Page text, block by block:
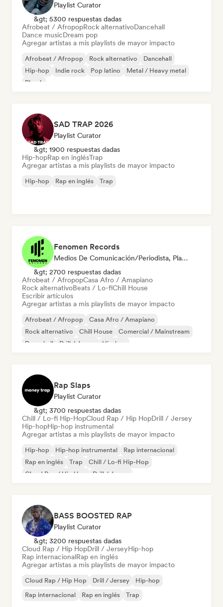
Playlist Curator
&gt; 5300 respuestas dadas
Afrobeat / AfropopRock alternativoDancehall
Dance musicDream pop
Agregar artistas a mis playlists de mayor impacto
Afrobeat / Afropop Rock alternativo
Dancehall
Hip-hop
Indie rock Pop latino
Metal / Heavy metal
Phonk
SAD TRAP 2026
Playlist Curator
&gt; 1900 respuestas dadas
Hip-hopRap en inglésTrap
Agregar artistas a mis playlists de mayor impacto
Hip-hop Rap en inglés Trap
Fenomen Records
Medios De Comunicación/Periodista, Playlist Curator
&gt; 2700 respuestas dadas
Afrobeat / AfropopCasa Afro / Amapiano
Rock alternativoBeats / Lo-fiChill House
Escribir artículos
Agregar artistas a mis playlists de mayor impacto
Afrobeat / Afropop
Casa Afro / Amapiano
Rock alternativo
Chill House
Comercial / Mainstream
Dancehall
Drill / Jersey Hip-hop
Rap Slaps
Playlist Curator
&gt; 3700 respuestas dadas
Chill / Lo-fi Hip-HopCloud Rap / Hip HopDrill / Jersey
Hip-hopHip-hop instrumental
Agregar artistas a mis playlists de mayor impacto
Hip-hop Hip-hop instrumental
Rap internacional
Rap en inglés
Trap
Chill / Lo-fi Hip-Hop
Cloud Rap / Hip Hop
Drill / Jersey
BASS BOOSTED RAP
Playlist Curator
&gt; 3200 respuestas dadas
Cloud Rap / Hip HopDrill / JerseyHip-hop
Rap internacionalRap en inglés
Agregar artistas a mis playlists de mayor impacto
Cloud Rap / Hip Hop Drill / Jersey
Hip-hop
Rap internacional
Rap en inglés Trap